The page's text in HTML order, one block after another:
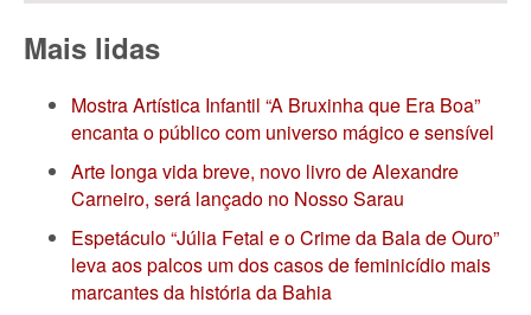
Mais lidas
Mostra Artística Infantil “A Bruxinha que Era Boa”
encanta o público com universo mágico e sensível
Arte longa vida breve, novo livro de Alexandre
Carneiro, será lançado no Nosso Sarau
Espetáculo “Júlia Fetal e o Crime da Bala de Ouro”
leva aos palcos um dos casos de feminicídio mais
marcantes da história da Bahia